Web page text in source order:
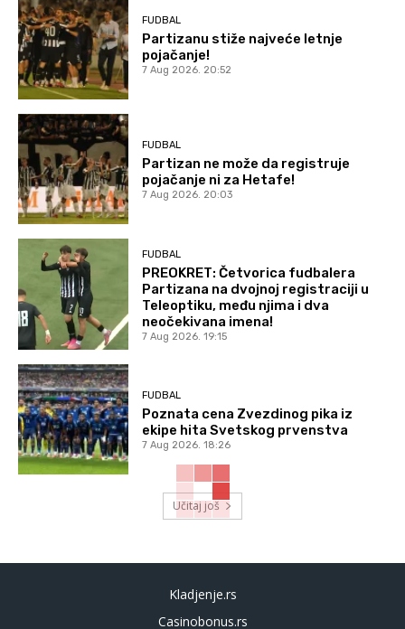
FUDBAL
Partizanu stiže najveće letnje
pojačanje!
7 Aug 2026. 20:52
FUDBAL
Partizan ne može da registruje
pojačanje ni za Hetafe!
7 Aug 2026. 20:03
FUDBAL
PREOKRET: Četvorica fudbalera
Partizana na dvojnoj registraciji u
Teleoptiku, među njima i dva
neočekivana imena!
7 Aug 2026. 19:15
FUDBAL
Poznata cena Zvezdinog pika iz
ekipe hita Svetskog prvenstva
7 Aug 2026. 18:26
Učitaj još
Kladjenje.rs
Casinobonus.rs